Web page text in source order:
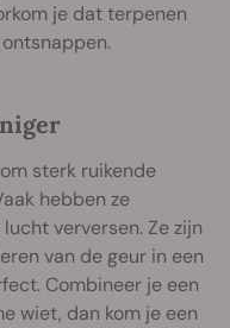
je dat terpenen
sterk ruikende
hebben ze
verversen. Ze zijn
van de geur in een
Combineer je een
wiet, dan kom je een